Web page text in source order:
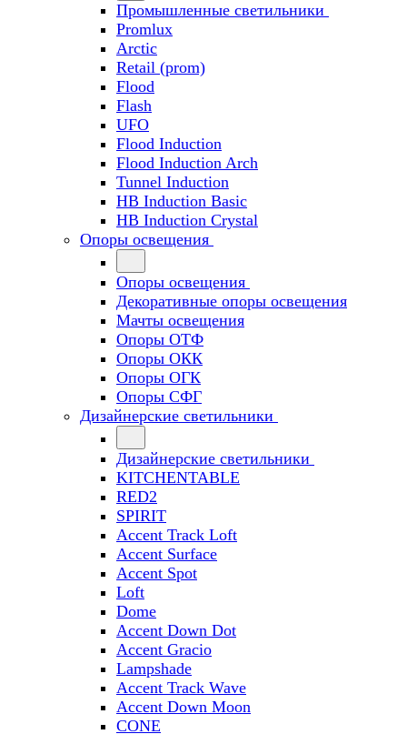
Промышленные светильники
Promlux
Arctic
Retail (prom)
Flood
Flash
UFO
Flood Induction
Flood Induction Arch
Tunnel Induction
HB Induction Basic
HB Induction Crystal
Опоры освещения
Опоры освещения
Декоративные опоры освещения
Мачты освещения
Опоры ОТФ
Опоры ОКК
Опоры ОГК
Опоры СФГ
Дизайнерские светильники
Дизайнерские светильники
KITCHENTABLE
RED2
SPIRIT
Accent Track Loft
Accent Surface
Accent Spot
Loft
Dome
Accent Down Dot
Accent Gracio
Lampshade
Accent Track Wave
Accent Down Moon
CONE